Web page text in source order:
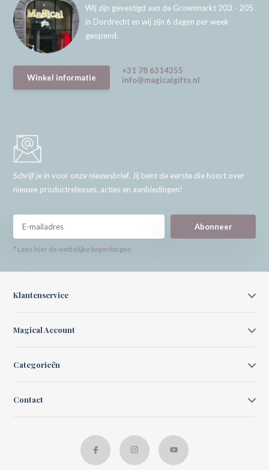
Wij zijn gevestigd aan de Groenmarkt 203 - 205
in Dordrecht en wij zijn 6 dagen per week
geopend.
Winkel informatie
+31 78 6314355
info@magicalgifts.nl
Schrijf je in voor onze nieuwsbrief. Jij bent de eerste die hoort over
nieuwe productreleases, acties en aanbiedingen!
Abonneer
* Lees hier de wettelijke beperkingen
Klantenservice
Magical Account
Categorieën
Contact